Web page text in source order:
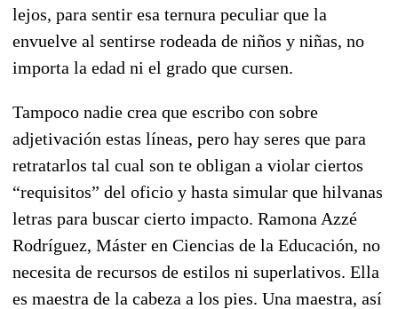
lejos, para sentir esa ternura peculiar que la
envuelve al sentirse rodeada de niños y niñas, no
importa la edad ni el grado que cursen.
Tampoco nadie crea que escribo con sobre
adjetivación estas líneas, pero hay seres que para
retratarlos tal cual son te obligan a violar ciertos
“requisitos” del oficio y hasta simular que hilvanas
letras para buscar cierto impacto. Ramona Azzé
Rodríguez, Máster en Ciencias de la Educación, no
necesita de recursos de estilos ni superlativos. Ella
es maestra de la cabeza a los pies. Una maestra, así